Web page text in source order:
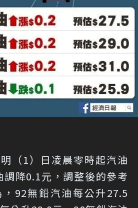
（1）日凌晨零時起汽油
降0.1元，調整後的參考
92無鉛汽油每公升27.5